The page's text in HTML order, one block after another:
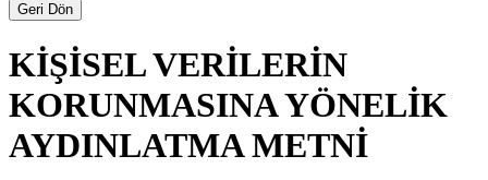
Geri Dön
KİŞİSEL VERİLERİN
KORUNMASINA YÖNELİK
AYDINLATMA METNİ